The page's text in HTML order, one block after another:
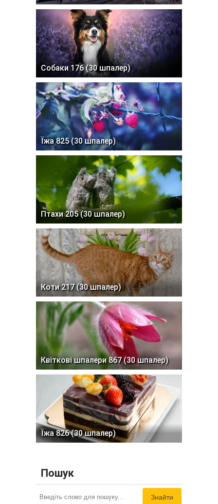
Собаки 176 (30 шпалер)
Їжа 825 (30 шпалер)
Птахи 205 (30 шпалер)
Коти 217 (30 шпалер)
Квіткові шпалери 867 (30 шпалер)
Їжа 826 (30 шпалер)
Пошук
Знайти